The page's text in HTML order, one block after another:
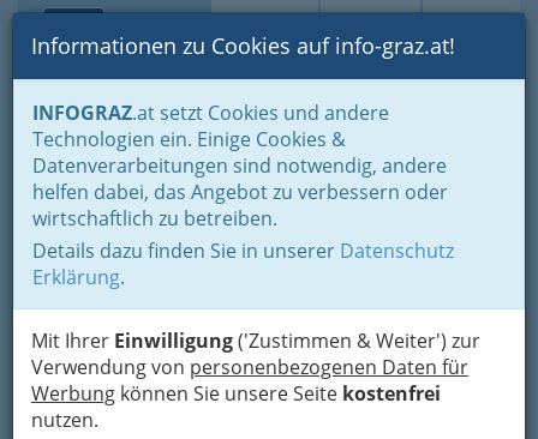
Suche Login Toggle
Informationen zu Cookies auf info-graz.at!
INFOGRAZ.at setzt Cookies und andere
Technologien ein. Einige Cookies &
Datenverarbeitungen sind notwendig, andere
helfen dabei, das Angebot zu verbessern oder
wirtschaftlich zu betreiben.
Details dazu finden Sie in unserer Datenschutz
Erklärung.
Mit Ihrer Einwilligung('Zustimmen & Weiter') zur
Verwendung von personenbezogenen Daten für
Werbung können Sie unsere Seite kostenfrei
nutzen.
Home Branchen Gesundheit und Soziales
Dipl.Tzt. Katharina Röner
Puchstraße 48, 8020 Graz
+43 316 273 359
Karte
Karte anzeigen